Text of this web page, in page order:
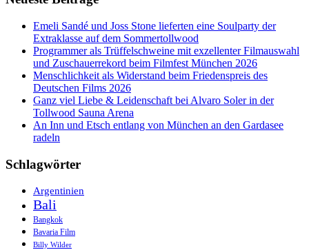
Kulinarik-
Wein-
Genießer!
Emeli Sandé und Joss Stone lieferten eine Soulparty der
Extraklasse auf dem Sommertollwood
Programmer als Trüffelschweine mit exzellenter Filmauswahl
und Zuschauerrekord beim Filmfest München 2026
Menschlichkeit als Widerstand beim Friedenspreis des
Deutschen Films 2026
Ganz viel Liebe & Leidenschaft bei Alvaro Soler in der
Tollwood Sauna Arena
An Inn und Etsch entlang von München an den Gardasee
radeln
Schlagwörter
Argentinien
Bali
Bangkok
Bavaria Film
Billy Wilder